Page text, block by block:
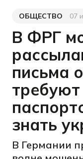
Категория
ОБЩЕСТВО
Дата 07
В ФРГ
письма
знать
В Германии